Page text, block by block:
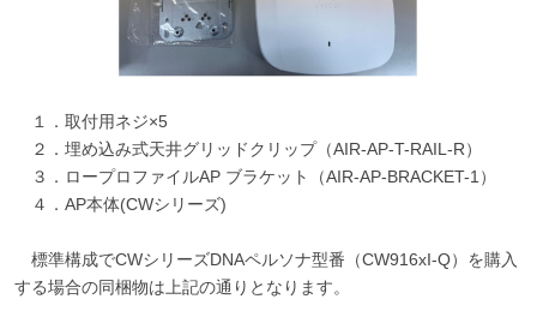
１．取付用ネジ×5
２．埋め込み式天井グリッドクリップ（AIR-AP-T-RAIL-R）
３．ロープロファイルAP ブラケット（AIR-AP-BRACKET-1）
４． AP本体(CWシリーズ)
標準構成でCWシリーズDNAペルソナ型番（CW916xI-Q）を購入
する場合の同梱物は上記の通りとなります。